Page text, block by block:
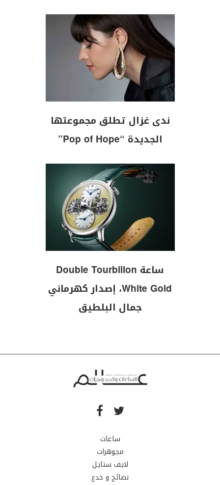
ندى غزال تطلق مجموعتها
الجديدة “Pop of Hope”
ساعة Double Tourbillon
White Gold، إصدار كهرماني
جمال البلطيق
ساعات
مجوهرات
لايف ستايل
نصائح و خدع